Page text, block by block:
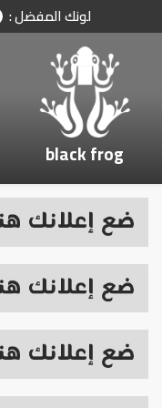
لونك المفضل :
black frog